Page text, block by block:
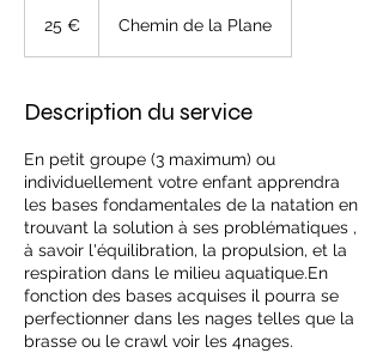
25 € Chemin de la Plane
Description du service
En petit groupe (3 maximum) ou
individuellement votre enfant apprendra
les bases fondamentales de la natation en
trouvant la solution à ses problématiques ,
à savoir l'équilibration, la propulsion, et la
respiration dans le milieu aquatique.En
fonction des bases acquises il pourra se
perfectionner dans les nages telles que la
brasse ou le crawl voir les 4nages.